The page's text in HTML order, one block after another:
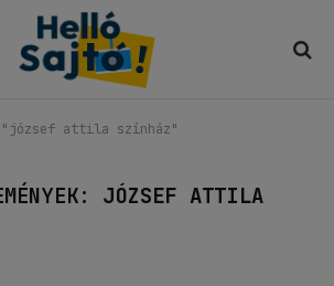
"józsef attila színház"
JÓZSEF ATTILA